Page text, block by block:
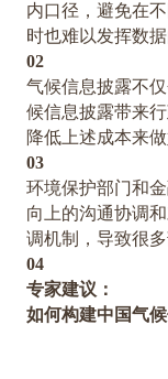
内口径，避免在
时也难以发挥数据
02
气候信息披露不
候信息披露带来
降低上述成本来
03
环境保护部门和
向上的沟通协调
调机制，导致很
04
专家建议：
如何构建中国气